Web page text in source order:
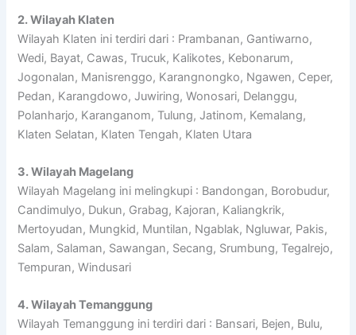
2. Wilayah Klaten
Wilayah Klaten ini terdiri dari : Prambanan, Gantiwarno,
Wedi, Bayat, Cawas, Trucuk, Kalikotes, Kebonarum,
Jogonalan, Manisrenggo, Karangnongko, Ngawen, Ceper,
Pedan, Karangdowo, Juwiring, Wonosari, Delanggu,
Polanharjo, Karanganom, Tulung, Jatinom, Kemalang,
Klaten Selatan, Klaten Tengah, Klaten Utara
3. Wilayah Magelang
Wilayah Magelang ini melingkupi : Bandongan, Borobudur,
Candimulyo, Dukun, Grabag, Kajoran, Kaliangkrik,
Mertoyudan, Mungkid, Muntilan, Ngablak, Ngluwar, Pakis,
Salam, Salaman, Sawangan, Secang, Srumbung, Tegalrejo,
Tempuran, Windusari
4. Wilayah Temanggung
Wilayah Temanggung ini terdiri dari : Bansari, Bejen, Bulu,